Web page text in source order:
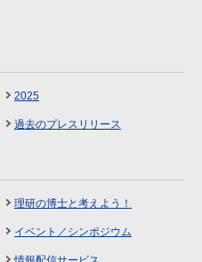
2025
過去のプレスリリース
理研の博士と考えよう！
イベント／シンポジウム